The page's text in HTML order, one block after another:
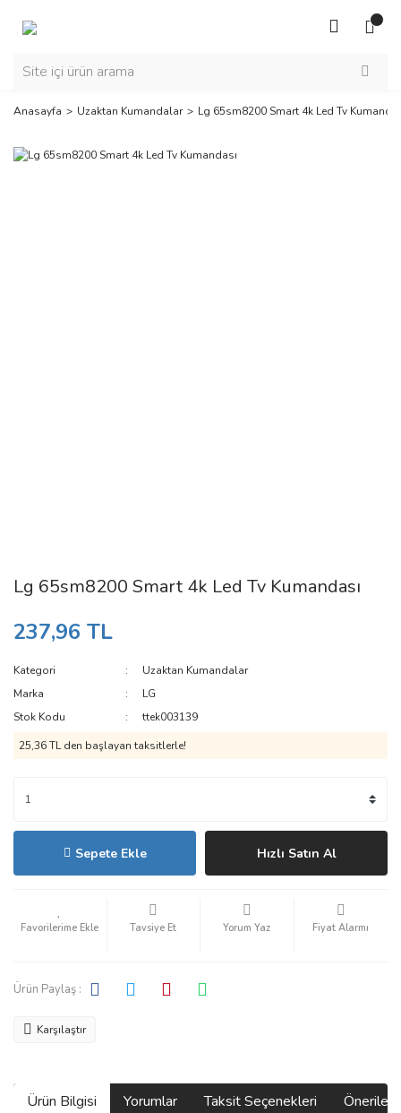
Anasayfa Uzaktan Kumandalar Lg 65sm8200 Smart 4k Led Tv
Lg 65sm8200 Smart 4k Led Tv Kumandası
237,96 TL
Kategori
Uzaktan Kumandalar
Marka
LG
Stok Kodu
ttek003139
25,36 TL den başlayan taksitlerle!
Sepete Ekle Hızlı Satın Al
Tavsiye Et Yorum Yaz Fiyat Alarmı
Ürün Paylaş :
Karşılaştır
Ürün Bilgisi Yorumlar Taksit Seçenekleri